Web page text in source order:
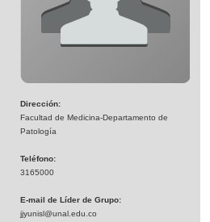
Dirección:
Facultad de Medicina-Departamento de
Patología
Teléfono:
3165000
E-mail de Líder de Grupo:
jjyunisl@unal.edu.co